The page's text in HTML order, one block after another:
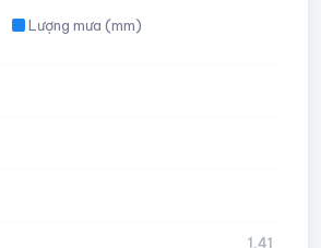
Lượng mưa (mm)
1.41